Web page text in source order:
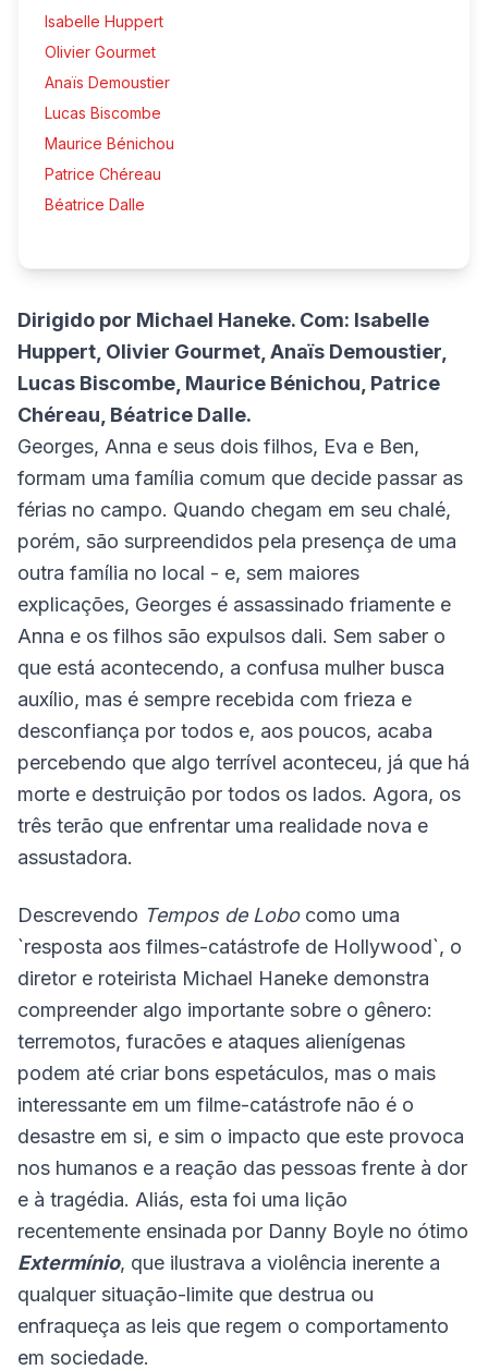
Isabelle Huppert
Olivier Gourmet
Anaïs Demoustier
Lucas Biscombe
Maurice Bénichou
Patrice Chéreau
Béatrice Dalle
Dirigido por Michael Haneke. Com: Isabelle
Huppert, Olivier Gourmet, Anaïs Demoustier,
Lucas Biscombe, Maurice Bénichou, Patrice
Chéreau, Béatrice Dalle.
Georges, Anna e seus dois filhos, Eva e Ben,
formam uma família comum que decide passar as
férias no campo. Quando chegam em seu chalé,
porém, são surpreendidos pela presença de uma
outra família no local - e, sem maiores
explicações, Georges é assassinado friamente e
Anna e os filhos são expulsos dali. Sem saber o
que está acontecendo, a confusa mulher busca
auxílio, mas é sempre recebida com frieza e
desconfiança por todos e, aos poucos, acaba
percebendo que algo terrível aconteceu, já que há
morte e destruição por todos os lados. Agora, os
três terão que enfrentar uma realidade nova e
assustadora.
Descrevendo Tempos de Lobo como uma
`resposta aos filmes-catástrofe de Hollywood`, o
diretor e roteirista Michael Haneke demonstra
compreender algo importante sobre o gênero:
terremotos, furacões e ataques alienígenas
podem até criar bons espetáculos, mas o mais
interessante em um filme-catástrofe não é o
desastre em si, e sim o impacto que este provoca
nos humanos e a reação das pessoas frente à dor
e à tragédia. Aliás, esta foi uma lição
recentemente ensinada por Danny Boyle no ótimo
Extermínio, que ilustrava a violência inerente a
qualquer situação-limite que destrua ou
enfraqueça as leis que regem o comportamento
em sociedade.